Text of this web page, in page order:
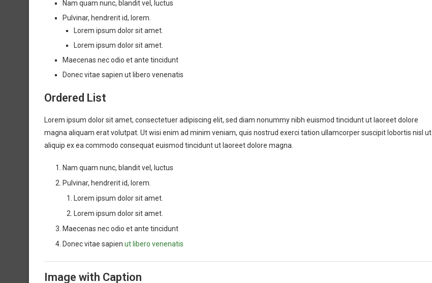
Nam quam nunc, blandit vel, luctus
Pulvinar, hendrerit id, lorem.
Lorem ipsum dolor sit amet.
Lorem ipsum dolor sit amet.
Maecenas nec odio et ante tincidunt
Donec vitae sapien ut libero venenatis
Ordered List
Lorem ipsum dolor sit amet, consectetuer adipiscing elit, sed diam nonummy nibh euismod tincidunt ut laoreet dolore
magna aliquam erat volutpat. Ut wisi enim ad minim veniam, quis nostrud exerci tation ullamcorper suscipit lobortis nisl ut
aliquip ex ea commodo consequat euismod tincidunt ut laoreet dolore magna.
Nam quam nunc, blandit vel, luctus
Pulvinar, hendrerit id, lorem.
Lorem ipsum dolor sit amet.
Lorem ipsum dolor sit amet.
Maecenas nec odio et ante tincidunt
Donec vitae sapien ut libero venenatis
Image with Caption